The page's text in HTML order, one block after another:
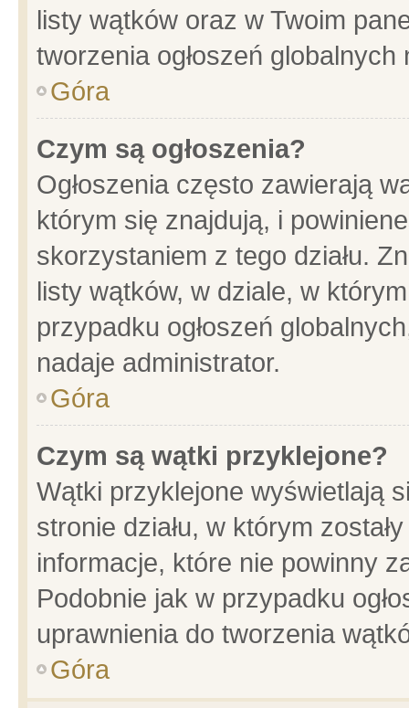
listy wątków oraz w Twoim
tworzenia ogłoszeń
Góra
Czym są ogłoszenia?
Ogłoszenia często zawierają
którym się znajdują, i
skorzystaniem z tego działu.
listy wątków, w dziale, w
przypadku ogłoszeń
nadaje administrator.
Góra
Czym są wątki przyklejone?
Wątki przyklejone wyświetlają
stronie działu, w którym
informacje, które nie powinny
Podobnie jak w przypadku
uprawnienia do tworzenia
Góra